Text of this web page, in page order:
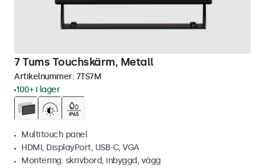
7 Tums Touchskärm, Metall
Artikelnummer: 7TS7M
100+ i lager
Multitouch panel
HDMI, DisplayPort, USB-C, VGA
Montering: skrivbord, inbyggd, vägg